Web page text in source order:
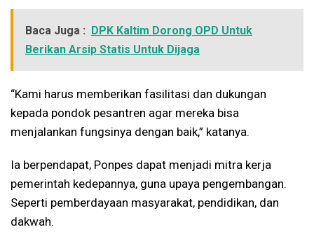
Baca Juga : DPK Kaltim Dorong OPD Untuk
Berikan Arsip Statis Untuk Dijaga
“Kami harus memberikan fasilitasi dan dukungan
kepada pondok pesantren agar mereka bisa
menjalankan fungsinya dengan baik,” katanya.
Ia berpendapat, Ponpes dapat menjadi mitra kerja
pemerintah kedepannya, guna upaya pengembangan.
Seperti pemberdayaan masyarakat, pendidikan, dan
dakwah.